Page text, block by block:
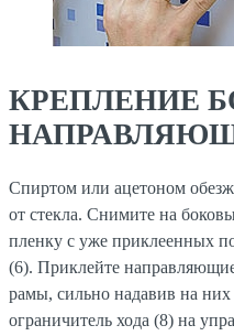
КРЕПЛЕНИЕ
Спиртом или ацетоном
от стекла. Снимите на
пленку с уже приклеенных
(6). Приклейте
рамы, сильно надавив на
ограничитель хода (8) на